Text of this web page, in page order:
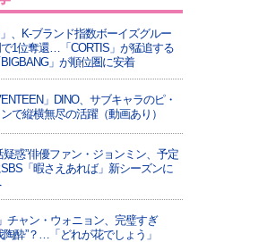
」、K-ブランド指数ボーイズグルー
1位奪還…「CORTIS」が猛追する
」が順位圏に安着
」DINO、サブキャラのピ・
で縦横無尽の活躍（動画あり）
疑惑”俳優ファン・ジョンミン、予定
「暇さえあれば」新シーズンに
チャン・ウォニョン、完璧すぎ
陶酔”？…「どれが花でしょう」